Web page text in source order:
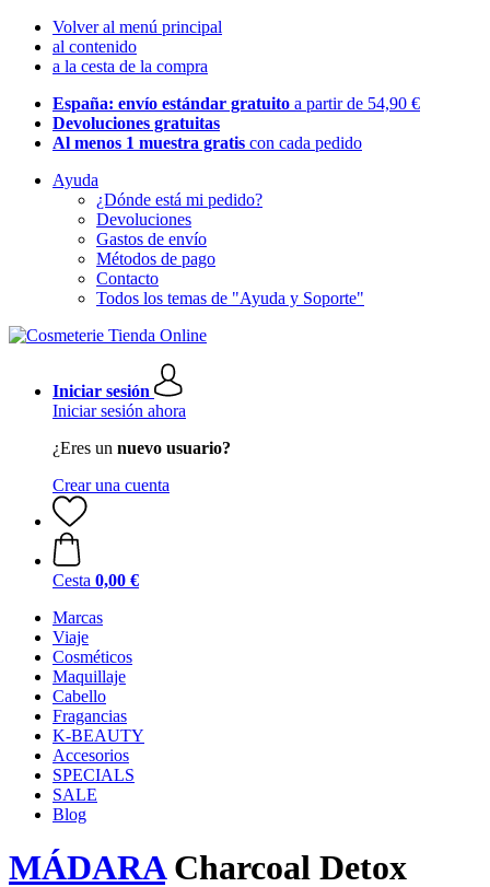
Volver al menú principal
al contenido
a la cesta de la compra
España: envío estándar gratuito a partir de 54,90 €
Devoluciones gratuitas
Al menos 1 muestra gratis con cada pedido
Ayuda
¿Dónde está mi pedido?
Devoluciones
Gastos de envío
Métodos de pago
Contacto
Todos los temas de "Ayuda y Soporte"
Iniciar sesión
Iniciar sesión ahora
¿Eres un nuevo usuario?
Crear una cuenta
Cesta 0,00 €
Marcas
Viaje
Cosméticos
Maquillaje
Cabello
Fragancias
K-BEAUTY
Accesorios
SPECIALS
SALE
Blog
MÁDARACharcoal Detox